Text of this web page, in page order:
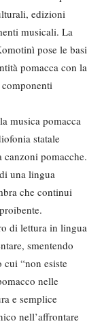
edizioni
musicali. La
pose le basi
pomacca con la
musica pomacca
statale
pomacche.
una lingua
che continui
di lettura in lingua
smentendo
cui “non esiste
nelle
e semplice
nell’affrontare